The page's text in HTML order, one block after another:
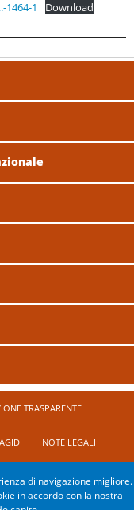
1464-1
Download
TRASPARENTE
NOTE LEGALI
POLICYdi navigazione migliore.
in accordo con la nostra